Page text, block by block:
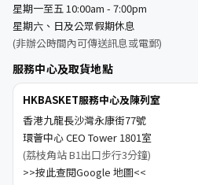
星期一至五 10:00am - 7:00pm
星期六、日及公眾假期休息
(非辦公時間內可傳送訊息或電郵)
服務中心及取貨地點
HKBASKET服務中心及陳列室
香港九龍長沙灣永康街77號
環薈中心 CEO Tower 1801室
(荔枝角站 B1出口步行3分鐘)
>>按此查閱Google 地圖<<